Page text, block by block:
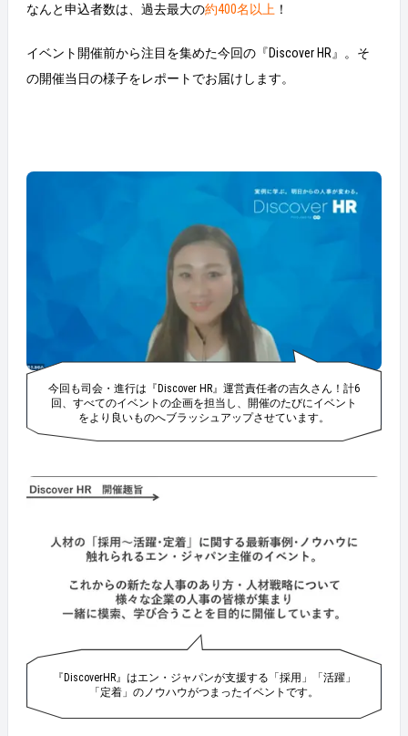
なんと申込者数は、過去最大の約400名以上 ！
イベント開催前から注目を集めた今回の『Discover HR』。そ
の開催当日の様子をレポートでお届けします。
今回も司会・進行は『Discover HR』運営責任者の吉久さん！計6
回、すべてのイベントの企画を担当し、開催のたびにイベント
をより良いものへブラッシュアップさせています。
『DiscoverHR』はエン・ジャパンが支援する「採用」「活躍」
「定着」のノウハウがつまったイベントです。